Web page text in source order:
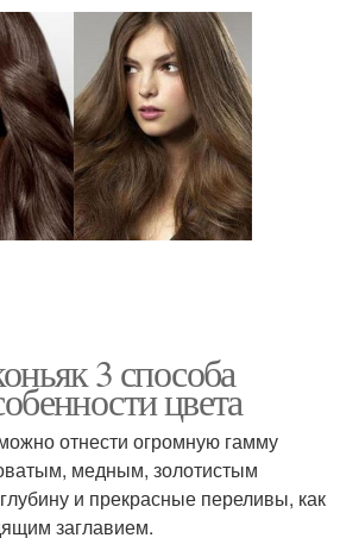
3 способа
цвета
отнести огромную гамму
медным, золотистым
и прекрасные переливы, как
заглавием.